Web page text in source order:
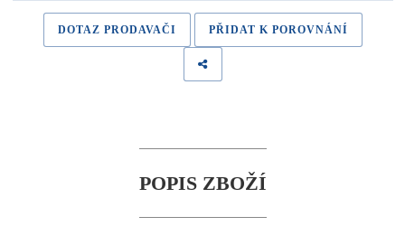
DOTAZ PRODAVAČI PŘIDAT K POROVNÁNÍ
POPIS ZBOŽÍ